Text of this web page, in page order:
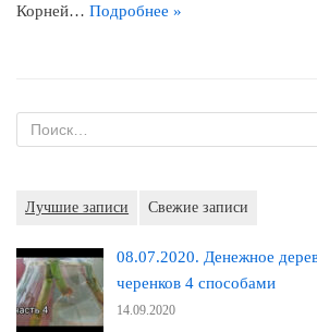
Корней… Подробнее »
Лучшие записи Свежие записи
08.07.2020. Денежное
черенков 4 способами
14.09.2020